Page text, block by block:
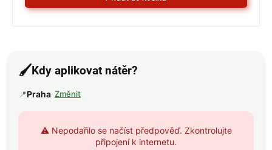
🖌️Kdy aplikovat nátěr?
📍Praha Změnit
⚠️ Nepodařilo se načíst předpověď. Zkontrolujte
připojení k internetu.